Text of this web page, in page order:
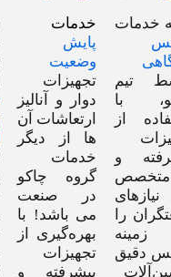
خدمات
تیم
با
از
و
متخصص
را
زمینه
دقیق
خدمات
پایش
وضعیت
تجهیزات
دوار و آنالیز
ارتعاشات آن
ها از دیگر
خدمات
گروه چاکو
در صنعت
می باشد! با
بهره‌گیری از
تجهیزات
پیشرفته و